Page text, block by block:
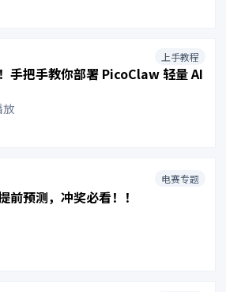
上手教程
把手教你部署 PicoClaw 轻量 AI
电赛专题
前预测，冲奖必看！！